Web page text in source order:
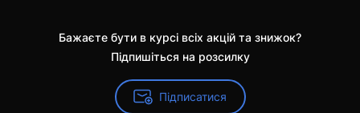
Бажаєте бути в курсі всіх акцій та знижок?
Підпишіться на розсилку
Підписатися